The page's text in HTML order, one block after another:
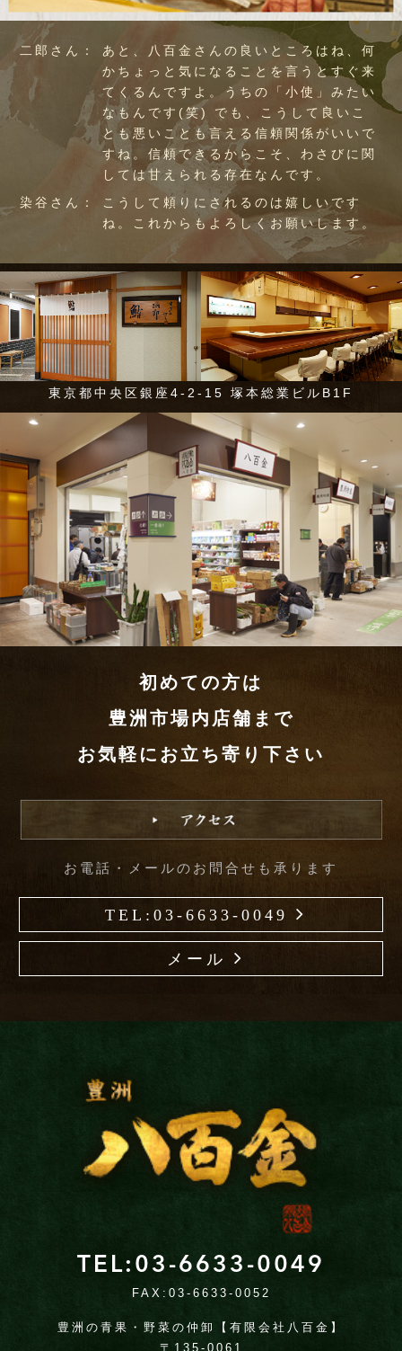
二郎さん：
あと、八百金さんの良いところはね、何
かちょっと気になることを言うとすぐ来
てくるんですよ。うちの「小使」みたい
なもんです(笑) でも、こうして良いこ
とも悪いことも言える信頼関係がいいで
すね。信頼できるからこそ、わさびに関
しては甘えられる存在なんです。
染谷さん：
こうして頼りにされるのは嬉しいです
ね。これからもよろしくお願いします。
東京都中央区銀座4-2-15 塚本総業ビルB1F
初めての方は
豊洲市場内店舗まで
お気軽にお立ち寄り下さい
お電話・メールのお問合せも承ります
TEL:03-6633-0049
メール
TEL:03-6633-0049
FAX:03-6633-0052
豊洲の青果・野菜の仲卸【有限会社八百金】
〒135-0061